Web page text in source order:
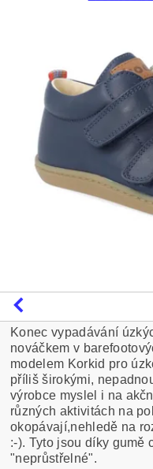
Konec vypadávání
nováčkem v
modelem Korkid pro
příliš širokými,
výrobce myslel i na
různých aktivitách na
okopávají,nehledě na
:-). Tyto jsou díky gumě
"neprůstřelné".